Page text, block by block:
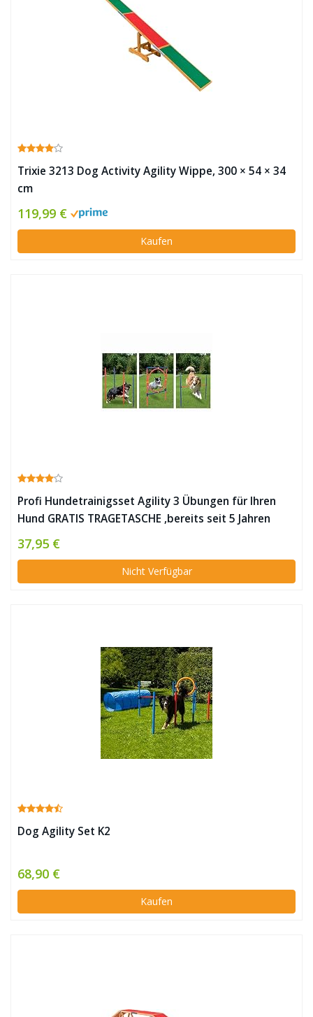
Trixie 3213 Dog Activity Agility Wippe, 300 × 54 × 34
cm
119,99 €
Kaufen
Profi Hundetrainigsset Agility 3 Übungen für Ihren
Hund GRATIS TRAGETASCHE ,bereits seit 5 Jahren
bewährte Qualität! Ideales Hunde Training zum
günstigen Preis!
37,95 €
Nicht Verfügbar
Dog Agility Set K2
68,90 €
Kaufen